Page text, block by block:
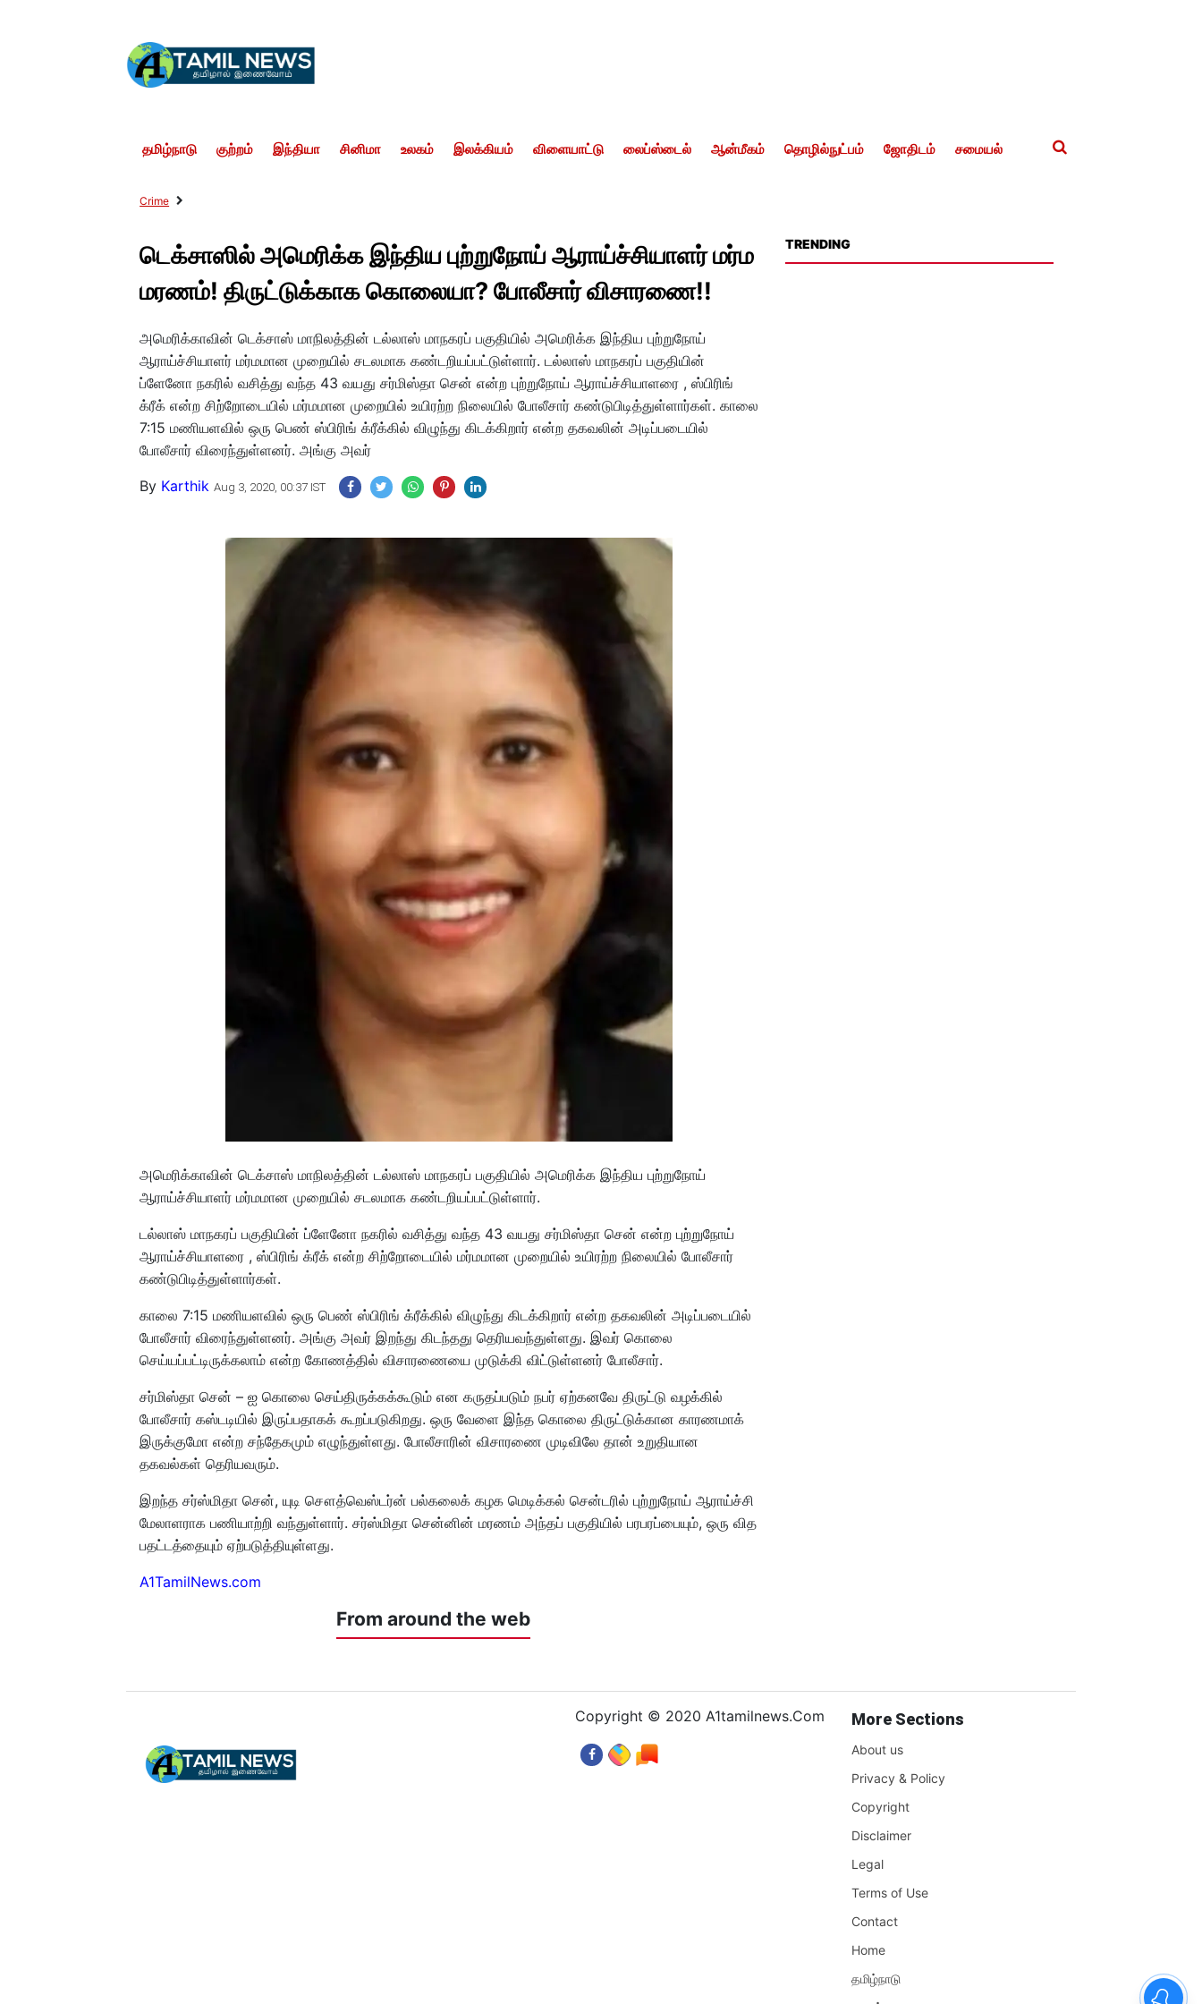
தமிழ்நாடு குற்றம் இந்தியா சினிமா உலகம் இலக்கியம் விளையாட்டு லைப்ஸ்டைல் ஆன்மீகம் தொழில்நுட்பம் ஜோதிடம் சமையல்
Crime
டெக்சாஸில் அமெரிக்க இந்திய புற்றுநோய் ஆராய்ச்சியாளர் மர்ம
மரணம்! திருட்டுக்காக கொலையா? போலீசார் விசாரணை!!
அமெரிக்காவின் டெக்சாஸ் மாநிலத்தின் டல்லாஸ் மாநகரப் பகுதியில் அமெரிக்க இந்திய புற்றுநோய்
ஆராய்ச்சியாளர் மர்மமான முறையில் சடலமாக கண்டறியப்பட்டுள்ளார். டல்லாஸ் மாநகரப் பகுதியின்
ப்ளேனோ நகரில் வசித்து வந்த 43 வயது சர்மிஸ்தா சென் என்ற புற்றுநோய் ஆராய்ச்சியாளரை , ஸ்பிரிங்
க்ரீக் என்ற சிற்றோடையில் மர்மமான முறையில் உயிரற்ற நிலையில் போலீசார் கண்டுபிடித்துள்ளார்கள். காலை
7:15 மணியளவில் ஒரு பெண் ஸ்பிரிங் க்ரீக்கில் விழுந்து கிடக்கிறார் என்ற தகவலின் அடிப்படையில்
போலீசார் விரைந்துள்ளனர். அங்கு அவர்
By Karthik Aug 3, 2020, 00:37 IST
அமெரிக்காவின் டெக்சாஸ் மாநிலத்தின் டல்லாஸ் மாநகரப் பகுதியில் அமெரிக்க இந்திய புற்றுநோய்
ஆராய்ச்சியாளர் மர்மமான முறையில் சடலமாக கண்டறியப்பட்டுள்ளார்.
டல்லாஸ் மாநகரப் பகுதியின் ப்ளேனோ நகரில் வசித்து வந்த 43 வயது சர்மிஸ்தா சென் என்ற புற்றுநோய்
ஆராய்ச்சியாளரை , ஸ்பிரிங் க்ரீக் என்ற சிற்றோடையில் மர்மமான முறையில் உயிரற்ற நிலையில் போலீசார்
கண்டுபிடித்துள்ளார்கள்.
காலை 7:15 மணியளவில் ஒரு பெண் ஸ்பிரிங் க்ரீக்கில் விழுந்து கிடக்கிறார் என்ற தகவலின் அடிப்படையில்
போலீசார் விரைந்துள்ளனர். அங்கு அவர் இறந்து கிடந்தது தெரியவந்துள்ளது. இவர் கொலை
செய்யப்பட்டிருக்கலாம் என்ற கோணத்தில் விசாரணையை முடுக்கி விட்டுள்ளனர் போலீசார்.
சர்மிஸ்தா சென் – ஐ கொலை செய்திருக்கக்கூடும் என கருதப்படும் நபர் ஏற்கனவே திருட்டு வழக்கில்
போலீசார் கஸ்டடியில் இருப்பதாகக் கூறப்படுகிறது. ஒரு வேளை இந்த கொலை திருட்டுக்கான காரணமாக்
இருக்குமோ என்ற சந்தேகமும் எழுந்துள்ளது. போலீசாரின் விசாரணை முடிவிலே தான் உறுதியான
தகவல்கள் தெரியவரும்.
இறந்த சர்ஸ்மிதா சென், யுடி சௌத்வெஸ்டர்ன் பல்கலைக் கழக மெடிக்கல் சென்டரில் புற்றுநோய் ஆராய்ச்சி
மேலாளராக பணியாற்றி வந்துள்ளார். சர்ஸ்மிதா சென்னின் மரணம் அந்தப் பகுதியில் பரபரப்பையும், ஒரு வித
பதட்டத்தையும் ஏற்படுத்தியுள்ளது.
A1TamilNews.com
From around the web
TRENDING
Copyright © 2020 A1tamilnews.Com More Sections
About us
Privacy & Policy
Copyright
Disclaimer
Legal
Terms of Use
Contact
Home
தமிழ்நாடு